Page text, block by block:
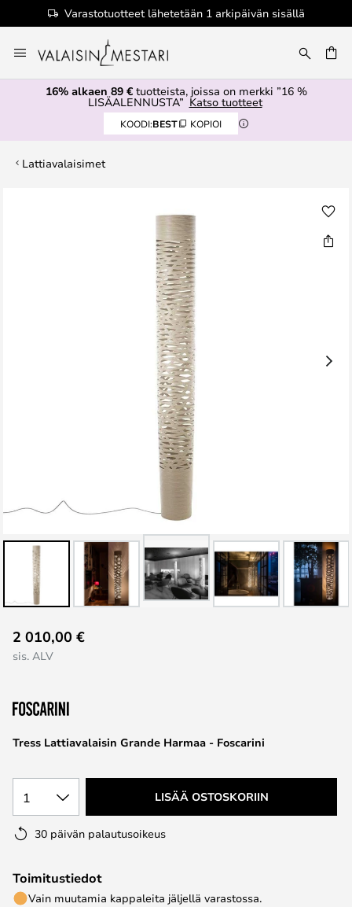
Varastotuotteet lähetetään 1 arkipäivän sisällä
to
Content
16% alkaen 89 €tuotteista, joissa on merkki ”16 %
LISÄALENNUSTA” Katso tuotteet
KOODI:BEST KOPIOI
Lattiavalaisimet
to
the
of
the
images
Tress Lattiavalaisin Grande Harmaa - Foscarini
2 010,00 €
sis. ALV
1 LISÄÄ OSTOSKORIIN
30 päivän palautusoikeus
Toimitustiedot
Vain muutamia kappaleita jäljellä varastossa.